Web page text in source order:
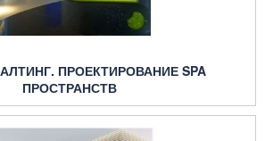
ПРОЕКТИРОВАНИЕ SPA
ПРОСТРАНСТВ